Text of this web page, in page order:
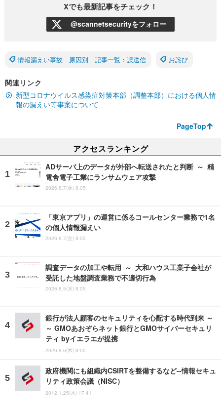
Xでも最新記事をチェック！
@scannetsecurityをフォロー
情報漏えい事故 原因別 記事一覧：誤送信 お詫び
関連リンク
新型コロナウイルス感染症対策本部（調整本部）における個人情
報の漏えい等事案について
PageTop
アクセスランキング
ADサーバ上のデータが外部へ転送されたと判断 ～ 精
電舎電子工業にランサムウェア攻撃
2026.8.7(金) 8:05
「東京アプリ」の運営に係るコールセンター業務で1名
の個人情報漏えい
2026.8.7(金) 8:05
調査データの加工や転用 ～ 大和ハウス工業子会社が
受託した地盤調査業務で不適切行為
2026.8.5(水) 8:05
銀行が法人顧客のセキュリティを心配する時代到来 ～
～ GMOあおぞらネット銀行とGMOサイバーセキュリ
ティ byイエラエが提携
2026.8.6(木) 8:00
政府機関にも組織内CSIRTを整備するなど--情報セキュ
リティ政策会議（NISC）
2012.1.25(水) 17:41